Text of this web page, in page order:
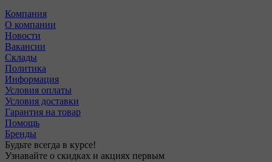
Компания
О компании
Новости
Вакансии
Склады
Политика
Информация
Условия оплаты
Условия доставки
Гарантия на товар
Помощь
Бренды
Будьте всегда в курсе!
Узнавайте о скидках и акциях первым